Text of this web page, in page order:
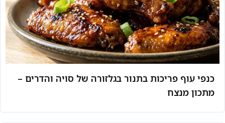
כנפי עוף פריכות בתנור בגלזורה של סויה והדרים –
מתכון מנצח